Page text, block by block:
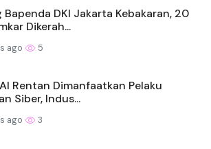
Bapenda DKI Jakarta Kebakaran, 20
Dikerah...
ago 5
Rentan Dimanfaatkan Pelaku
Siber, Indus...
ago 3